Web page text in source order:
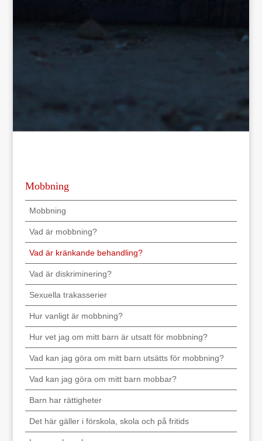
Mobbning
Mobbning
Vad är mobbning?
Vad är kränkande behandling?
Vad är diskriminering?
Sexuella trakasserier
Hur vanligt är mobbning?
Hur vet jag om mitt barn är utsatt för mobbning?
Vad kan jag göra om mitt barn utsätts för mobbning?
Vad kan jag göra om mitt barn mobbar?
Barn har rättigheter
Det här gäller i förskola, skola och på fritids